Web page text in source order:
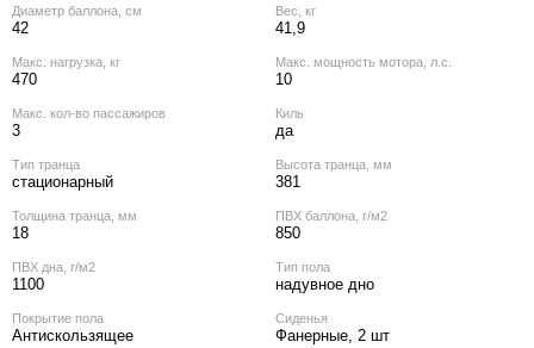
Диаметр баллона, см
42
Вес, кг
41,9
Макс. нагрузка, кг
470
Макс. мощность мотора, л.с.
10
Макс. кол‑во пассажиров
3
Киль
да
Тип транца
стационарный
Высота транца, мм
381
Толщина транца, мм
18
ПВХ баллона, г/м2
850
ПВХ дна, г/м2
1100
Тип пола
надувное дно
Покрытие пола
Антискользящее
Сиденья
Фанерные, 2 шт